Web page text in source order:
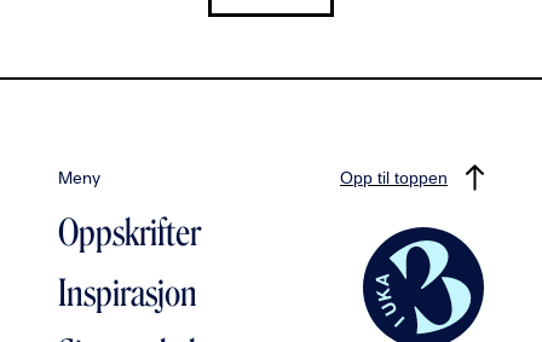
Meny
Oppskrifter
Inspirasjon
Opp til toppen